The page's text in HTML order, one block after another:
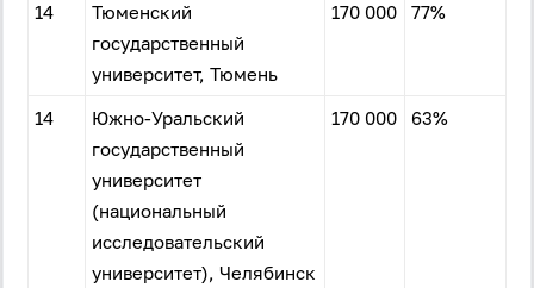
14
Тюменский
государственный
университет, Тюмень
170 000 77%
14
Южно-Уральский
государственный
университет
(национальный
исследовательский
университет), Челябинск
170 000 63%